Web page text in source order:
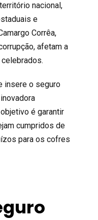
nacional,
e
Corrêa,
afetam a
insere o seguro
é garantir
cumpridos de
para os cofres